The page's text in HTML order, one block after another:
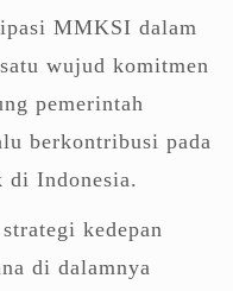
MMKSI dalam
wujud komitmen
pemerintah
berkontribusi pada
di Indonesia.
kedepan
di dalamnya